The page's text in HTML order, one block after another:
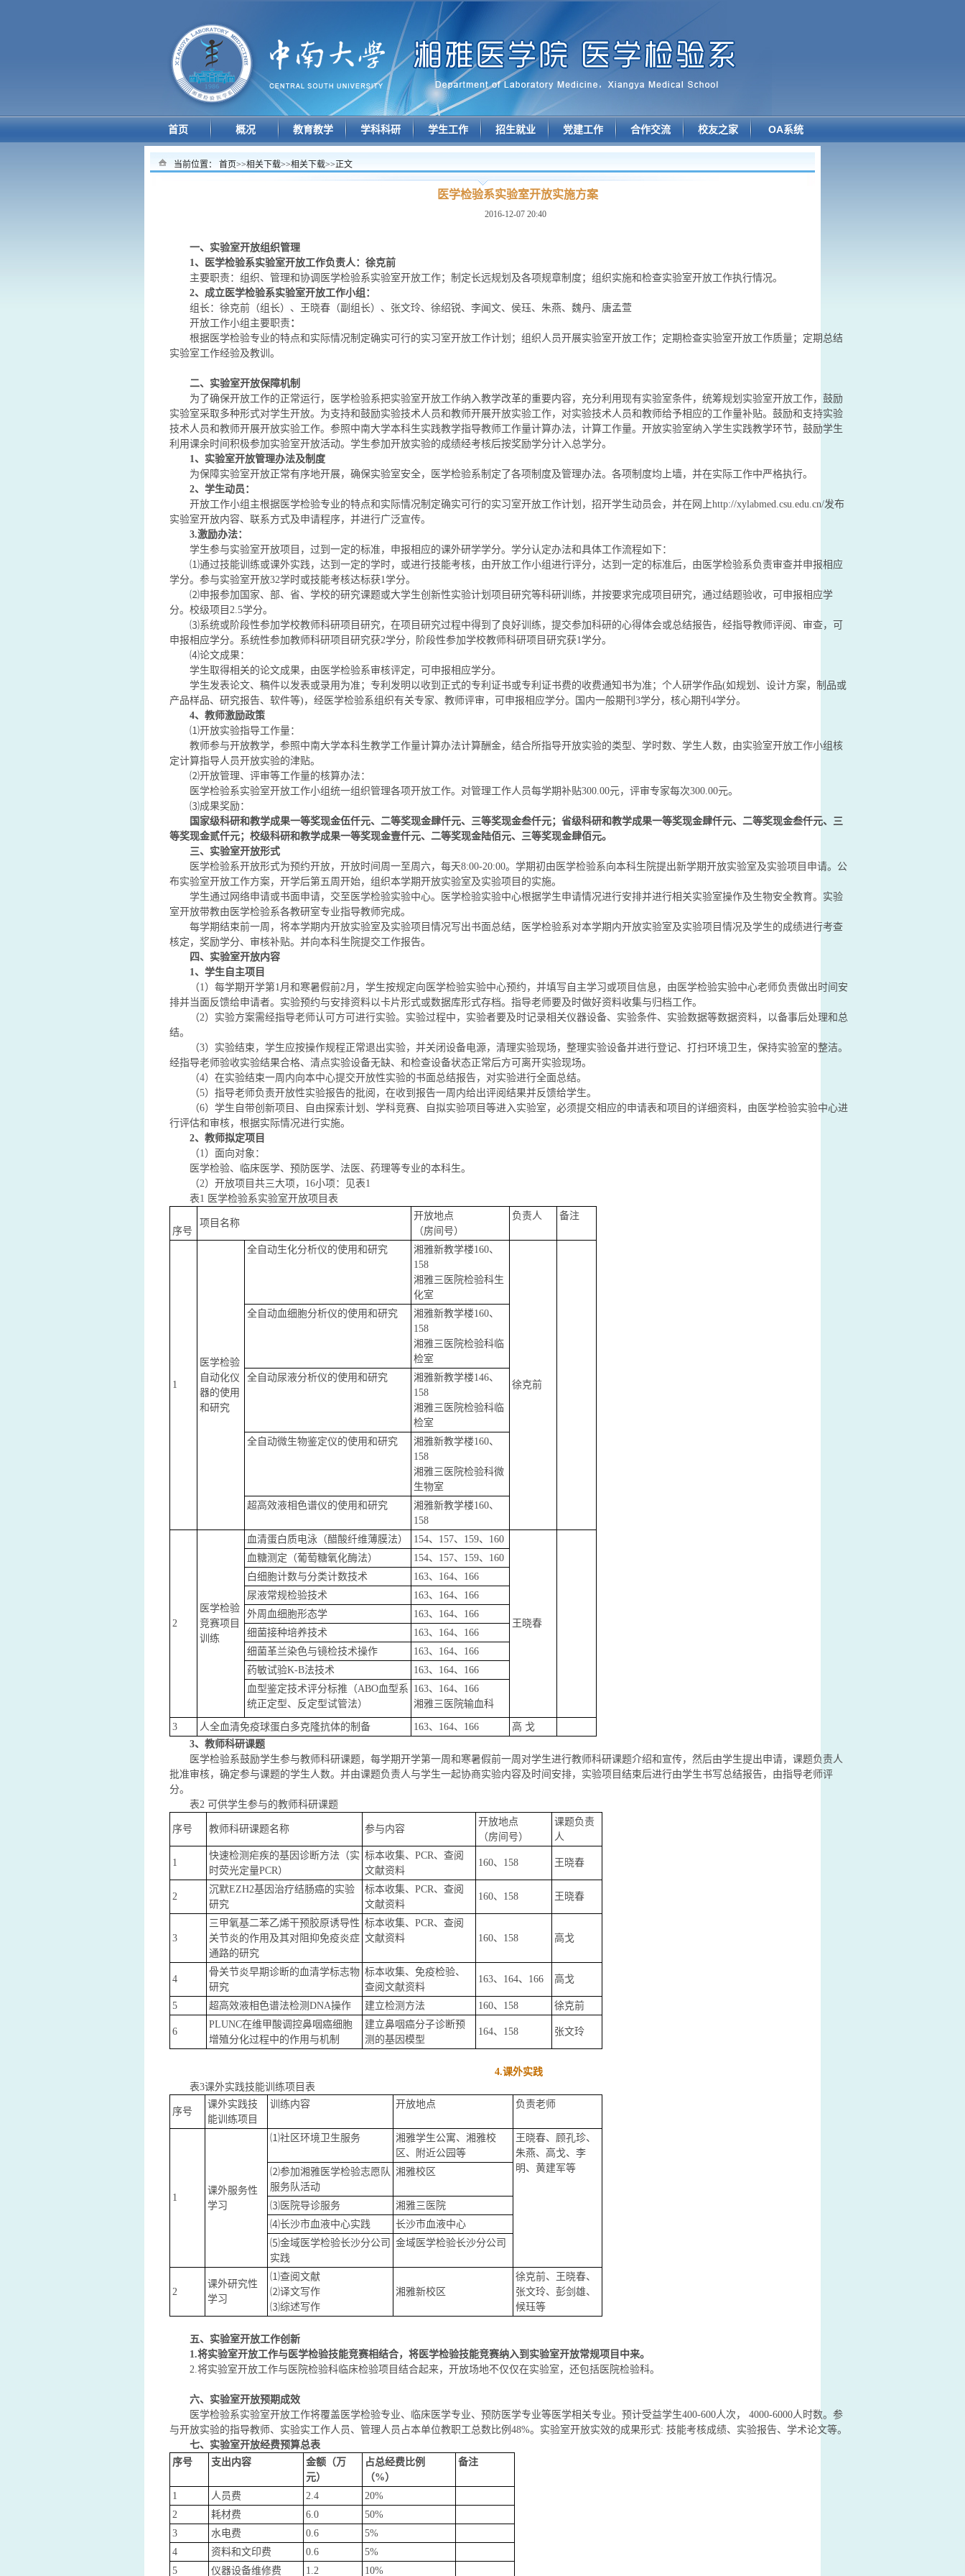
首页 概况 教育教学 学科科研 学生工作 招生就业 党建工作 合作交流 校友之家 OA系统
当前位置： 首页>>相关下载>>相关下载>>正文
医学检验系实验室开放实施方案
2016-12-07 20:40
一、实验室开放组织管理
1、医学检验系实验室开放工作负责人：徐克前
主要职责：组织、管理和协调医学检验系实验室开放工作；制定长远规划及各项规章制度；组织实施和检查实验室开放工作执行情况。
2、成立医学检验系实验室开放工作小组：
组长：徐克前（组长）、王晓春（副组长）、张文玲、徐绍锐、李闻文、侯珏、朱燕、魏丹、唐孟萱
开放工作小组主要职责：
根据医学检验专业的特点和实际情况制定确实可行的实习室开放工作计划；组织人员开展实验室开放工作；定期检查实验室开放工作质量；定期总结
实验室工作经验及教训。
二、实验室开放保障机制
为了确保开放工作的正常运行，医学检验系把实验室开放工作纳入教学改革的重要内容，充分利用现有实验室条件，统筹规划实验室开放工作，鼓励
实验室采取多种形式对学生开放。为支持和鼓励实验技术人员和教师开展开放实验工作，对实验技术人员和教师给予相应的工作量补贴。鼓励和支持实验
技术人员和教师开展开放实验工作。参照中南大学本科生实践教学指导教师工作量计算办法，计算工作量。开放实验室纳入学生实践教学环节，鼓励学生
利用课余时间积极参加实验室开放活动。学生参加开放实验的成绩经考核后按奖励学分计入总学分。
1、实验室开放管理办法及制度
为保障实验室开放正常有序地开展，确保实验室安全，医学检验系制定了各项制度及管理办法。各项制度均上墙，并在实际工作中严格执行。
2、学生动员：
开放工作小组主根据医学检验专业的特点和实际情况制定确实可行的实习室开放工作计划，招开学生动员会，并在网上http://xylabmed.csu.edu.cn/发布
实验室开放内容、联系方式及申请程序，并进行广泛宣传。
3.激励办法：
学生参与实验室开放项目，过到一定的标准，申报相应的课外研学学分。学分认定办法和具体工作流程如下：
⑴通过技能训练或课外实践，达到一定的学时，或进行技能考核，由开放工作小组进行评分，达到一定的标准后，由医学检验系负责审查并申报相应
学分。参与实验室开放32学时或技能考核达标获1学分。
⑵申报参加国家、部、省、学校的研究课题或大学生创新性实验计划项目研究等科研训练，并按要求完成项目研究，通过结题验收，可申报相应学
分。校级项目2.5学分。
⑶系统或阶段性参加学校教师科研项目研究，在项目研究过程中得到了良好训练，提交参加科研的心得体会或总结报告，经指导教师评阅、审查，可
申报相应学分。系统性参加教师科研项目研究获2学分，阶段性参加学校教师科研项目研究获1学分。
⑷论文成果：
学生取得相关的论文成果，由医学检验系审核评定，可申报相应学分。
学生发表论文、稿件以发表或录用为准；专利发明以收到正式的专利证书或专利证书费的收费通知书为准；个人研学作品(如规划、设计方案，制品或
产品样品、研究报告、软件等)，经医学检验系组织有关专家、教师评审，可申报相应学分。国内一般期刊3学分，核心期刊4学分。
4、教师激励政策
⑴开放实验指导工作量：
教师参与开放教学，参照中南大学本科生教学工作量计算办法计算酬金，结合所指导开放实验的类型、学时数、学生人数，由实验室开放工作小组核
定计算指导人员开放实验的津贴。
⑵开放管理、评审等工作量的核算办法：
医学检验系实验室开放工作小组统一组织管理各项开放工作。对管理工作人员每学期补贴300.00元，评审专家每次300.00元。
⑶成果奖励：
国家级科研和教学成果一等奖现金伍仟元、二等奖现金肆仟元、三等奖现金叁仟元；省级科研和教学成果一等奖现金肆仟元、二等奖现金叁仟元、三
等奖现金贰仟元；校级科研和教学成果一等奖现金壹仟元、二等奖现金陆佰元、三等奖现金肆佰元。
三、实验室开放形式
医学检验系开放形式为预约开放，开放时间周一至周六，每天8:00-20:00。学期初由医学检验系向本科生院提出新学期开放实验室及实验项目申请。公
布实验室开放工作方案，开学后第五周开始，组织本学期开放实验室及实验项目的实施。
学生通过网络申请或书面申请，交至医学检验实验中心。医学检验实验中心根据学生申请情况进行安排并进行相关实验室操作及生物安全教育。实验
室开放带教由医学检验系各教研室专业指导教师完成。
每学期结束前一周，将本学期内开放实验室及实验项目情况写出书面总结，医学检验系对本学期内开放实验室及实验项目情况及学生的成绩进行考查
核定，奖励学分、审核补贴。并向本科生院提交工作报告。
四、实验室开放内容
1、学生自主项目
（1）每学期开学第1月和寒暑假前2月，学生按规定向医学检验实验中心预约，并填写自主学习或项目信息，由医学检验实验中心老师负责做出时间安
排并当面反馈给申请者。实验预约与安排资料以卡片形式或数据库形式存档。指导老师要及时做好资料收集与归档工作。
（2）实验方案需经指导老师认可方可进行实验。实验过程中，实验者要及时记录相关仪器设备、实验条件、实验数据等数据资料，以备事后处理和总
结。
（3）实验结束，学生应按操作规程正常退出实验，并关闭设备电源，清理实验现场，整理实验设备并进行登记、打扫环境卫生，保持实验室的整洁。
经指导老师验收实验结果合格、清点实验设备无缺、和检查设备状态正常后方可离开实验现场。
（4）在实验结束一周内向本中心提交开放性实验的书面总结报告，对实验进行全面总结。
（5）指导老师负责开放性实验报告的批阅，在收到报告一周内给出评阅结果并反馈给学生。
（6）学生自带创新项目、自由探索计划、学科竞赛、自拟实验项目等进入实验室，必须提交相应的申请表和项目的详细资料，由医学检验实验中心进
行评估和审核，根据实际情况进行实施。
2、教师拟定项目
（1）面向对象：
医学检验、临床医学、预防医学、法医、药理等专业的本科生。
（2）开放项目共三大项，16小项：见表1
表1 医学检验系实验室开放项目表
序号
项目名称
开放地点
（房间号）
负责人 备注
1
医学检验
自动化仪
器的使用
和研究
全自动生化分析仪的使用和研究
湘雅新教学楼160、
158
湘雅三医院检验科生
化室
徐克前
全自动血细胞分析仪的使用和研究
湘雅新教学楼160、
158
湘雅三医院检验科临
检室
全自动尿液分析仪的使用和研究
湘雅新教学楼146、
158
湘雅三医院检验科临
检室
全自动微生物鉴定仪的使用和研究
湘雅新教学楼160、
158
湘雅三医院检验科微
生物室
超高效液相色谱仪的使用和研究
湘雅新教学楼160、
158
2
医学检验
竞赛项目
训练
血清蛋白质电泳（醋酸纤维薄膜法） 154、157、159、160
王晓春
血糖测定（葡萄糖氧化酶法）
154、157、159、160
白细胞计数与分类计数技术
163、164、166
尿液常规检验技术
163、164、166
外周血细胞形态学
163、164、166
细菌接种培养技术
163、164、166
细菌革兰染色与镜检技术操作
163、164、166
药敏试验K-B法技术
163、164、166
血型鉴定技术评分标推（ABO血型系
统正定型、反定型试管法）
163、164、166
湘雅三医院输血科
3 人全血清免疫球蛋白多克隆抗体的制备 163、164、166
高 戈
3、教师科研课题
医学检验系鼓励学生参与教师科研课题，每学期开学第一周和寒暑假前一周对学生进行教师科研课题介绍和宣传，然后由学生提出申请，课题负责人
批准审核，确定参与课题的学生人数。并由课题负责人与学生一起协商实验内容及时间安排，实验项目结束后进行由学生书写总结报告，由指导老师评
分。
表2 可供学生参与的教师科研课题
序号 教师科研课题名称 参与内容
开放地点
（房间号）
课题负责
人
1
快速检测疟疾的基因诊断方法（实
时荧光定量PCR）
标本收集、PCR、查阅
文献资料
160、158 王晓春
2
沉默EZH2基因治疗结肠癌的实验
研究
标本收集、PCR、查阅
文献资料
160、158 王晓春
3
三甲氧基二苯乙烯干预胶原诱导性
关节炎的作用及其对阻抑免疫炎症
通路的研究
标本收集、PCR、查阅
文献资料
160、158 高戈
4
骨关节炎早期诊断的血清学标志物
研究
标本收集、免疫检验、
查阅文献资料
163、164、166 高戈
5 超高效液相色谱法检测DNA操作 建立检测方法 160、158 徐克前
6
PLUNC在维甲酸调控鼻咽癌细胞
增殖分化过程中的作用与机制
建立鼻咽癌分子诊断预
测的基因模型
164、158 张文玲
4.课外实践
表3课外实践技能训练项目表
序号
课外实践技
能训练项目
训练内容 开放地点 负责老师
1
课外服务性
学习
⑴社区环境卫生服务
湘雅学生公寓、湘雅校
区、附近公园等
王晓春、顾孔珍、
朱燕、高戈、李
明、黄建军等
⑵参加湘雅医学检验志愿队
服务队活动
湘雅校区
⑶医院导诊服务
湘雅三医院
⑷长沙市血液中心实践
长沙市血液中心
⑸金域医学检验长沙分公司
实践
金域医学检验长沙分公司
2
课外研究性
学习
⑴查阅文献
⑵译文写作
⑶综述写作
湘雅新校区
徐克前、王晓春、
张文玲、彭剑雄、
候珏等
五、实验室开放工作创新
1.将实验室开放工作与医学检验技能竞赛相结合，将医学检验技能竞赛纳入到实验室开放常规项目中来。
2.将实验室开放工作与医院检验科临床检验项目结合起来，开放场地不仅仅在实验室，还包括医院检验科。
六、实验室开放预期成效
医学检验系实验室开放工作将覆盖医学检验专业、临床医学专业、预防医学专业等医学相关专业。预计受益学生400-600人次， 4000-6000人时数。参
与开放实验的指导教师、实验实工作人员、管理人员占本单位教职工总数比例48%。实验室开放实效的成果形式: 技能考核成绩、实验报告、学术论文等。
七、实验室开放经费预算总表
序号
支出内容
金额（万
元）
占总经费比例
（%）
备注
1 人员费 2.4
20%
2
耗材费 6.0
50%
3
水电费 0.6
5%
4
资料和文印费 0.6
5%
5
仪器设备维修费 1.2 10%